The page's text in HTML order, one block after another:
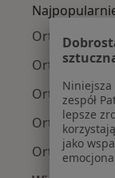
Ortopedzi z
Ortopedzi z
Ortopedzi z
Ortopedzi z
Ortopedzi z
zespół
lepsze
jako